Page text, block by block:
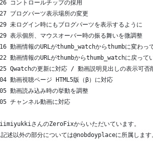
ントロールチップの採用
ログパーツ表示場所の変更
グイン時にもブログパーツを表示するように
個所、マウスオーバー時の振る舞いを微調整
情報のURLがthumb_watchからthumbに変わって
情報のURLがthumbからthumb_watchに戻って
の更新に対応 / 動画説明見出しの表示可否
視聴ページ HTML5版（β）に対応
画読み込み時の挙動を調整
ャンネル動画に対応
さんのZeroFixからいただいています。
外の部分については@nobdoyplaceに所属します